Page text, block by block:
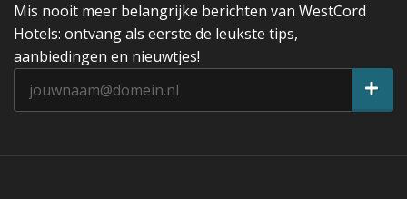
Mis nooit meer belangrijke berichten van WestCord
Hotels: ontvang als eerste de leukste tips,
aanbiedingen en nieuwtjes!